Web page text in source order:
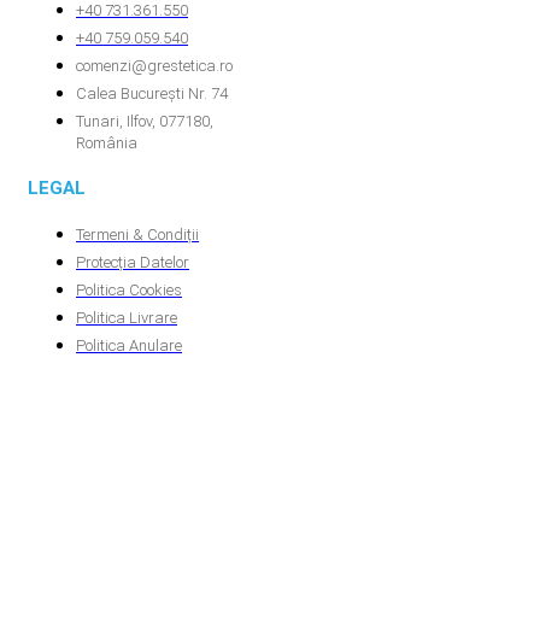
+40 731.361.550
+40 759.059.540
comenzi@grestetica.ro
Calea București Nr. 74
Tunari, Ilfov, 077180,
România
LEGAL
Termeni & Condiții
Protecția Datelor
Politica Cookies
Politica Livrare
Politica Anulare